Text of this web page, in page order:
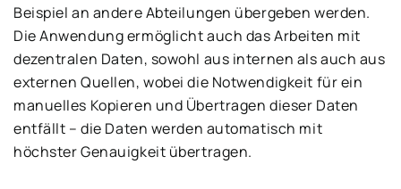
Beispiel an andere Abteilungen übergeben werden.
Die Anwendung ermöglicht auch das Arbeiten mit
dezentralen Daten, sowohl aus internen als auch aus
externen Quellen, wobei die Notwendigkeit für ein
manuelles Kopieren und Übertragen dieser Daten
entfällt – die Daten werden automatisch mit
höchster Genauigkeit übertragen.